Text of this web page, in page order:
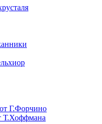
Г.Форчино
Т.Хоффмана